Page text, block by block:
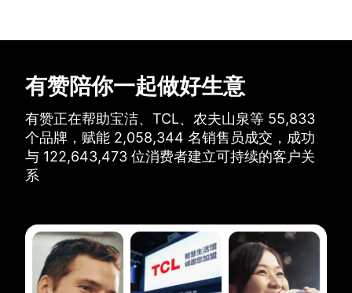
有赞陪你一起做好生意
有赞正在帮助宝洁、TCL、农夫山泉等 55,833
个品牌， 赋能 2,058,344 名销售员成交， 成功
与 122,643,473 位消费者建立可持续的客户关
系